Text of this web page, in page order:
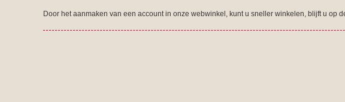
Door het aanmaken van een account in onze webwinkel, kunt u sneller winkelen, blijft u